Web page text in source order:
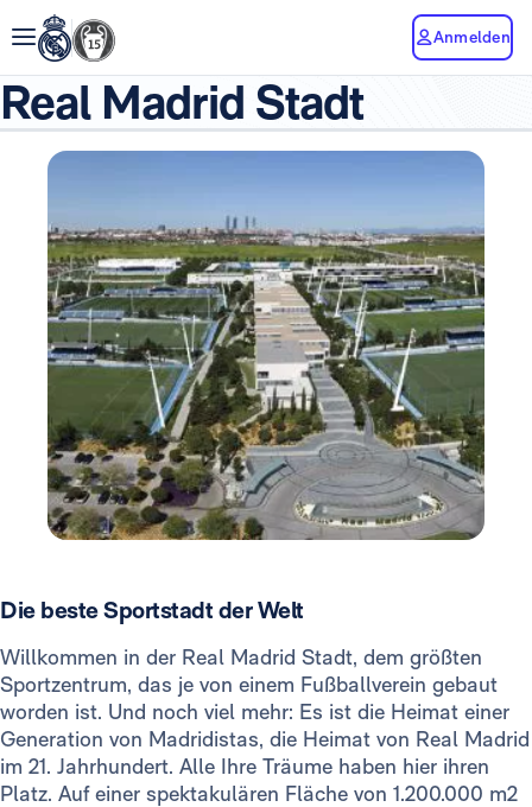
Anmelden
Real Madrid Stadt
Die beste Sportstadt der Welt
Willkommen in der Real Madrid Stadt, dem größten
Sportzentrum, das je von einem Fußballverein gebaut
worden ist. Und noch viel mehr: Es ist die Heimat einer
Generation von Madridistas, die Heimat von Real Madrid
im 21. Jahrhundert. Alle Ihre Träume haben hier ihren
Platz. Auf einer spektakulären Fläche von 1.200.000 m2